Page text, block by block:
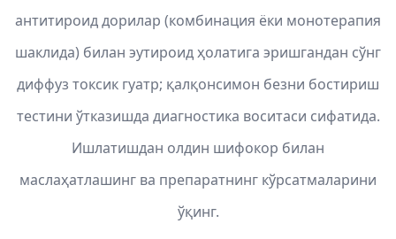
антитироид дорилар (комбинация ёки монотерапия
шаклида) билан эутироид ҳолатига эришгандан сўнг
диффуз токсик гуатр; қалқонсимон безни бостириш
тестини ўтказишда диагностика воситаси сифатида.
Ишлатишдан олдин шифокор билан
маслаҳатлашинг ва препаратнинг кўрсатмаларини
ўқинг.